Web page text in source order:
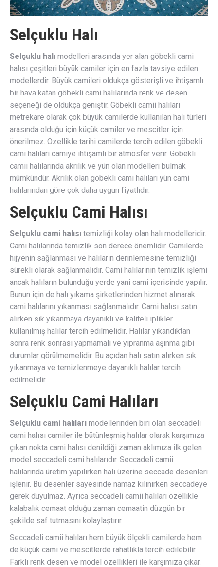
Selçuklu Halı
Selçuklu halı modelleri arasında yer alan göbekli cami
halısı çeşitleri büyük camiler için en fazla tavsiye edilen
modellerdir. Büyük camileri oldukça gösterişli ve ihtişamlı
bir hava katan göbekli cami halılarında renk ve desen
seçeneği de oldukça geniştir. Göbekli camii halıları
metrekare olarak çok büyük camilerde kullanılan halı türleri
arasında olduğu için küçük camiler ve mescitler için
önerilmez. Özellikle tarihi camilerde tercih edilen göbekli
cami halıları camiye ihtişamlı bir atmosfer verir. Göbekli
camii halılarında akrilik ve yün olan modelleri bulmak
mümkündür. Akrilik olan göbekli cami halıları yün cami
halılarından göre çok daha uygun fiyatlıdır.
Selçuklu Cami Halısı
Selçuklu cami halısı temizliği kolay olan halı modelleridir.
Cami halılarında temizlik son derece önemlidir. Camilerde
hijyenin sağlanması ve halıların derinlemesine temizliği
sürekli olarak sağlanmalıdır. Cami halılarının temizlik işlemi
ancak halıların bulunduğu yerde yani cami içerisinde yapılır.
Bunun için de halı yıkama şirketlerinden hizmet alınarak
cami halılarını yıkanması sağlanmalıdır. Cami halısı satın
alırken sık yıkanmaya dayanıklı ve kaliteli iplikler
kullanılmış halılar tercih edilmelidir. Halılar yıkandıktan
sonra renk sonrası yapmamalı ve yıpranma aşınma gibi
durumlar görülmemelidir. Bu açıdan halı satın alırken sık
yıkanmaya ve temizlenmeye dayanıklı halılar tercih
edilmelidir.
Selçuklu Cami Halıları
Selçuklu cami halıları modellerinden biri olan seccadeli
cami halısı camiler ile bütünleşmiş halılar olarak karşımıza
çıkan nokta cami halısı denildiği zaman aklımıza ilk gelen
model seccadeli cami halılarıdır. Seccadeli camii
halılarında üretim yapılırken halı üzerine seccade desenleri
işlenir. Bu desenler sayesinde namaz kılınırken seccadeye
gerek duyulmaz. Ayrıca seccadeli camii halıları özellikle
kalabalık cemaat olduğu zaman cemaatin düzgün bir
şekilde saf tutmasını kolaylaştırır.
Seccadeli camii halıları hem büyük ölçekli camilerde hem
de küçük cami ve mescitlerde rahatlıkla tercih edilebilir.
Farklı renk desen ve model özellikleri ile karşımıza çıkar.